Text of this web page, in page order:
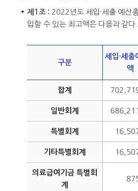
제1조 : 2022년도 세입·세출 예산
입할 수 있는 최고액은 다음과 같다.
구분
세입·세출
액
합계
일반회계
특별회계
기타특별회계
의료급여기금 특별회
계